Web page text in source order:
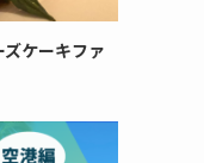
ケーキファ